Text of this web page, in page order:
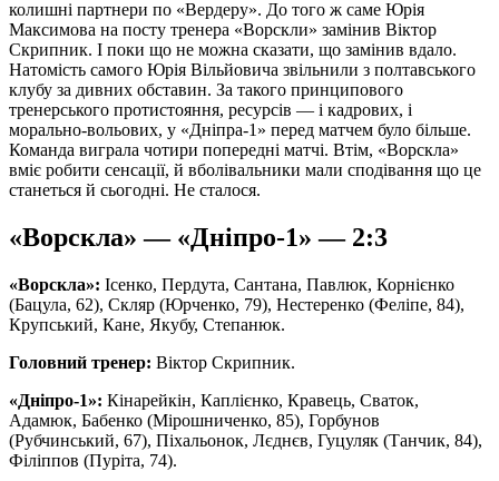
колишні партнери по «Вердеру». До того ж саме Юрія
Максимова на посту тренера «Ворскли» замінив Віктор
Скрипник. І поки що не можна сказати, що замінив вдало.
Натомість самого Юрія Вільйовича звільнили з полтавського
клубу за дивних обставин. За такого принципового
тренерського протистояння, ресурсів — і кадрових, і
морально-вольових, у «Дніпра-1» перед матчем було більше.
Команда виграла чотири попередні матчі. Втім, «Ворскла»
вміє робити сенсації, й вболівальники мали сподівання що це
станеться й сьогодні. Не сталося.
«Ворскла» — «Дніпро-1» — 2:3
«Ворскла»: Ісенко, Пердута, Сантана, Павлюк, Корнієнко
(Бацула, 62), Скляр (Юрченко, 79), Нестеренко (Феліпе, 84),
Крупський, Кане, Якубу, Степанюк.
Головний тренер: Віктор Скрипник.
«Дніпро-1»: Кінарейкін, Каплієнко, Кравець, Сваток,
Адамюк, Бабенко (Мірошниченко, 85), Горбунов
(Рубчинський, 67), Піхальонок, Лєднєв, Гуцуляк (Танчик, 84),
Філіппов (Пуріта, 74).